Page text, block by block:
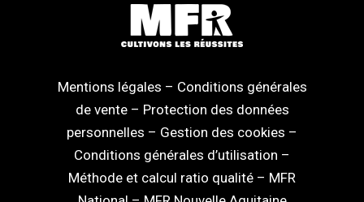
Mentions légales – Conditions générales
de vente– Protection des données
personnelles – Gestion des cookies –
Conditions générales d’utilisation –
Méthode et calcul ratio qualité – MFR